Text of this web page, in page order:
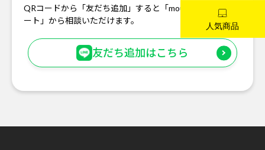
QRコードから「友だち追加」すると「mouse お客様サポ
ート」から相談いただけます。
友だち追加はこちら